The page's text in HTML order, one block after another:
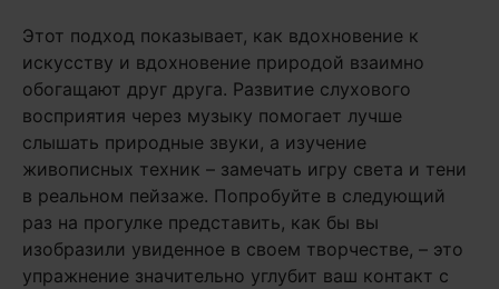
Этот подход показывает, как вдохновение к
искусству и вдохновение природой взаимно
обогащают друг друга. Развитие слухового
восприятия через музыку помогает лучше
слышать природные звуки, а изучение
живописных техник – замечать игру света и тени
в реальном пейзаже. Попробуйте в следующий
раз на прогулке представить, как бы вы
изобразили увиденное в своем творчестве, – это
упражнение значительно углубит ваш контакт с